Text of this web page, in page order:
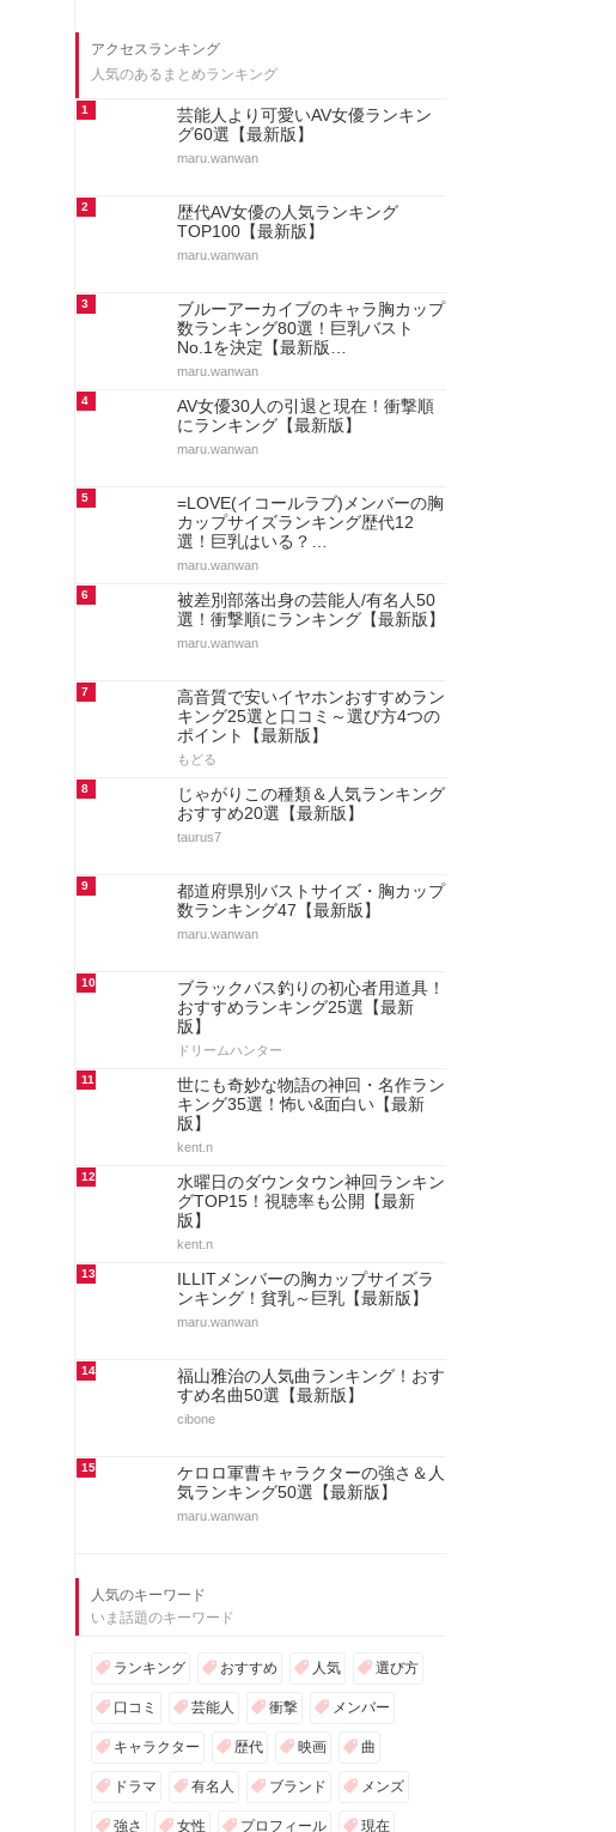
アクセスランキング
人気のあるまとめランキング
1
芸能人より可愛いAV女優ランキン
グ60選【最新版】
maru.wanwan
2
歴代AV女優の人気ランキング
TOP100【最新版】
maru.wanwan
3
ブルーアーカイブのキャラ胸カップ
数ランキング80選！巨乳バスト
No.1を決定【最新版…
maru.wanwan
4
AV女優30人の引退と現在！衝撃順
にランキング【最新版】
maru.wanwan
5
=LOVE(イコールラブ)メンバーの胸
カップサイズランキング歴代12
選！巨乳はいる？…
maru.wanwan
6
被差別部落出身の芸能人/有名人50
選！衝撃順にランキング【最新版】
maru.wanwan
7
高音質で安いイヤホンおすすめラン
キング25選と口コミ～選び方4つの
ポイント【最新版】
もどる
8
じゃがりこの種類＆人気ランキング
おすすめ20選【最新版】
taurus7
9
都道府県別バストサイズ・胸カップ
数ランキング47【最新版】
maru.wanwan
10
ブラックバス釣りの初心者用道具！
おすすめランキング25選【最新
版】
ドリームハンター
11
世にも奇妙な物語の神回・名作ラン
キング35選！怖い&面白い【最新
版】
kent.n
12
水曜日のダウンタウン神回ランキン
グTOP15！視聴率も公開【最新
版】
kent.n
13
ILLITメンバーの胸カップサイズラ
ンキング！貧乳～巨乳【最新版】
maru.wanwan
14
福山雅治の人気曲ランキング！おす
すめ名曲50選【最新版】
cibone
15
ケロロ軍曹キャラクターの強さ＆人
気ランキング50選【最新版】
maru.wanwan
人気のキーワード
いま話題のキーワード
ランキング おすすめ 人気 選び方
口コミ 芸能人 衝撃 メンバー
キャラクター 歴代 映画 曲
ドラマ 有名人 ブランド メンズ
強さ 女性 プロフィール 現在